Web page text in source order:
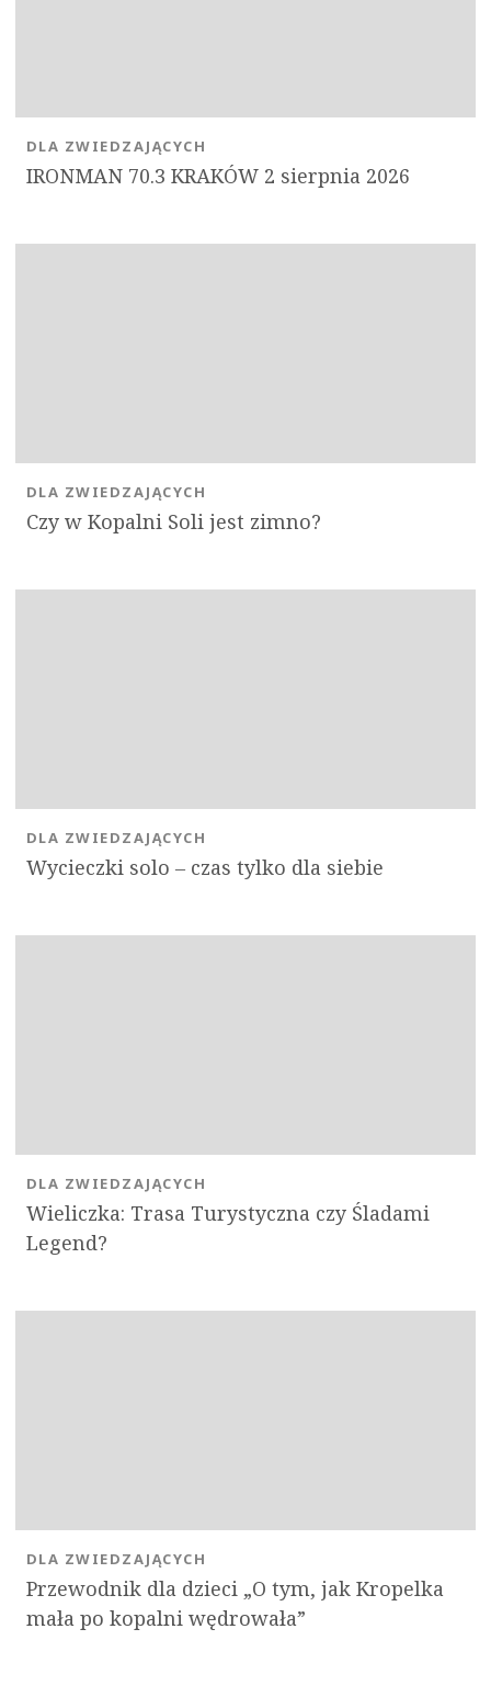
IRONMAN 70.3 KRAKÓW 2 sierpnia 2026
DLA ZWIEDZAJĄCYCH
Czy w Kopalni Soli jest zimno?
DLA ZWIEDZAJĄCYCH
Wycieczki solo ‒ czas tylko dla siebie
DLA ZWIEDZAJĄCYCH
Wieliczka: Trasa Turystyczna czy Śladami
Legend?
DLA ZWIEDZAJĄCYCH
Przewodnik dla dzieci „O tym, jak Kropelka
mała po kopalni wędrowała”
DLA ZWIEDZAJĄCYCH